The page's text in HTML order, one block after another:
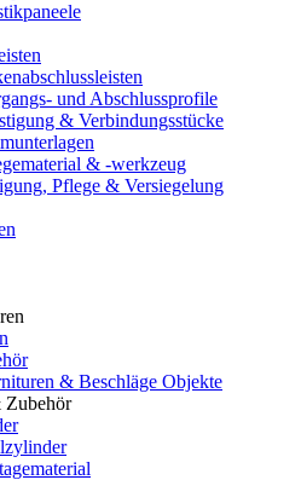
und Abschlussprofile
& Verbindungsstücke
& -werkzeug
Pflege & Versiegelung
& Beschläge Objekte
Zubehör